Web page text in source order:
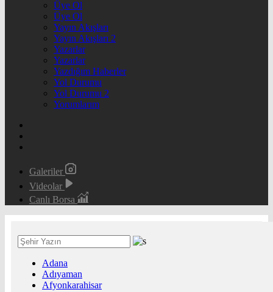
Üye Ol
Üye Ol
Yayın Akışları
Yayın Akışları 2
Yazarlar
Yazarlar
Yazdığım Haberler
Yol Durumu
Yol Durumu 2
Yorumlarım
Galeriler
Videolar
Canlı Borsa
Adana
Adıyaman
Afyonkarahisar